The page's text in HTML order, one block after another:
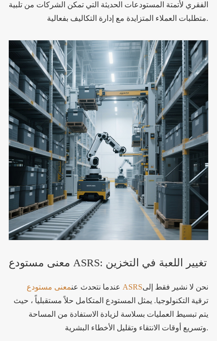
الفقري لأتمتة المستودعات الحديثة التي تمكن الشركات من تلبية
متطلبات العملاء المتزايدة مع إدارة التكاليف بفعالية.
معنى مستودع ASRS: تغيير اللعبة في التخزين
عندما نتحدث عن معنى مستودع ASRSنحن لا نشير فقط إلى
ترقية التكنولوجيا. يمثل المستودع المتكامل حلاً مستقبلياً ، حيث
يتم تبسيط العمليات بسلاسة لزيادة الاستفادة من المساحة
وتسريع أوقات الانتقاء وتقليل الأخطاء البشرية.